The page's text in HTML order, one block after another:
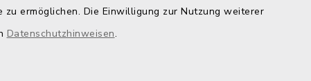
ermöglichen. Die Einwilligung zur Nutzung weiterer
Datenschutzhinweisen.